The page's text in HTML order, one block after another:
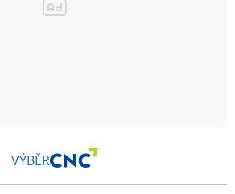
VÝBĚR